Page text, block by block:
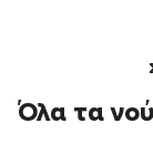
Όλα τα